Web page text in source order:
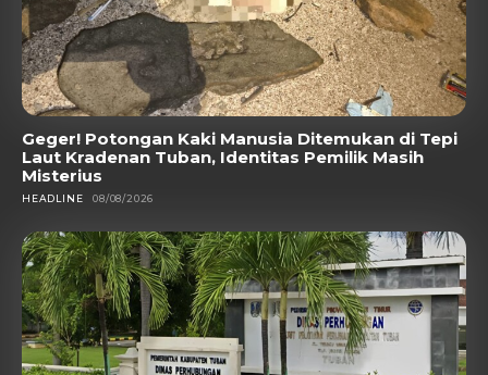
Geger! Potongan Kaki Manusia Ditemukan di Tepi
Laut Kradenan Tuban, Identitas Pemilik Masih
Misterius
HEADLINE 08/08/2026